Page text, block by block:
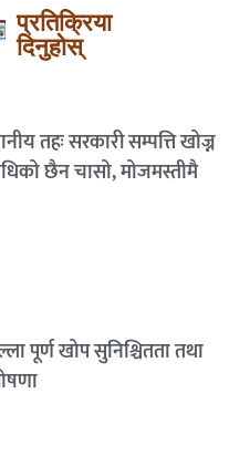
प्रतिक्रिया
दिनुहोस्
तहः सरकारी सम्पत्ति खोज्न
छैन चासो, मोजमस्तीमै
पूर्ण खोप सुनिश्चितता तथा